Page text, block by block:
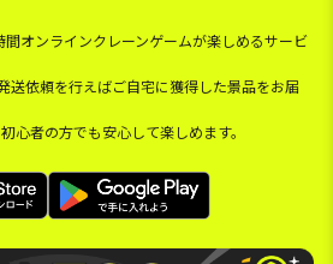
オンラインクレーンゲームが楽しめるサービ
送依頼を行えばご自宅に獲得した景品をお届
心者の方でも安心して楽しめます。